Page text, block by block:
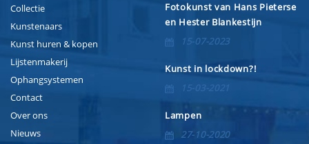
Collectie
Kunstenaars
Kunst huren & kopen
Lijstenmakerij
Ophangsystemen
Contact
Over ons
Nieuws
Fotokunst van Hans Pieterse
en Hester Blankestijn
15-07-2023
Kunst in lockdown?!
15-03-2021
Lampen
27-10-2020